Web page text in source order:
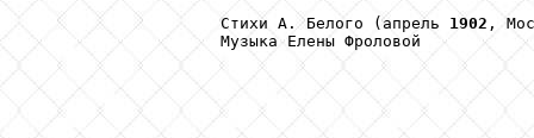
                    Стихи А. Белого (апрель
1902 ,
                    Музыка Елены Фроловой